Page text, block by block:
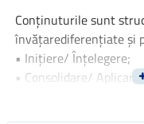
Conţinuturile sunt
învăţarediferenţiate și
• Iniţiere/ Înţelegere;
• Consolidare/ Aplicare